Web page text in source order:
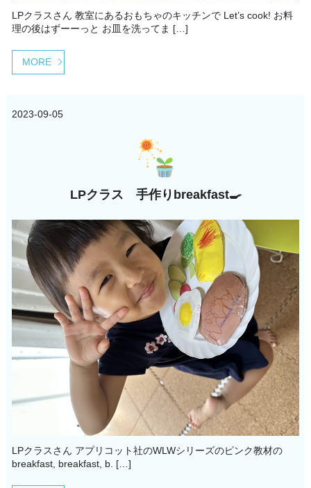
LPクラスさん 教室にあるおもちゃのキッチンで Let’s cook! お料
理の後はずーーっと お皿を洗ってま […]
MORE
2023-09-05
LPクラス 手作りbreakfast🍳
LPクラスさん アプリコット社のWLWシリーズのピンク教材の
breakfast, breakfast, b. […]